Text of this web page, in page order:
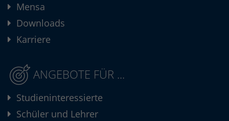
Mensa
Downloads
Karriere
ANGEBOTE FÜR ...
Studieninteressierte
Schüler und Lehrer